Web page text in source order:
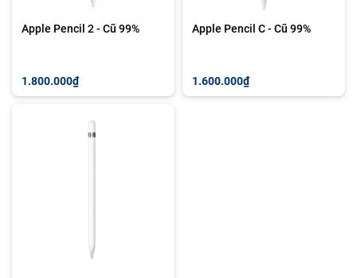
Apple Pencil 2 - Cũ 99%
1.800.000₫
Apple Pencil C - Cũ 99%
1.600.000₫